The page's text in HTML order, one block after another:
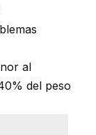
al
del peso